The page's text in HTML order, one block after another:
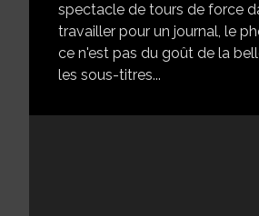
spectacle de tours de force
travailler pour un journal, le
ce n'est pas du goût de la
les sous-titres...